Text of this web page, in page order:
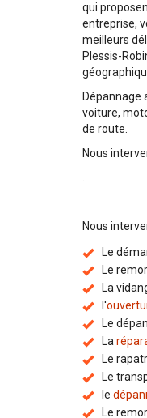
qui
entreprise,
meilleurs
Plessis-
Dépannage
voiture,
de route.
Nous
Nous
Le
Le
La
l'
Le
La
Le
Le
le
Le